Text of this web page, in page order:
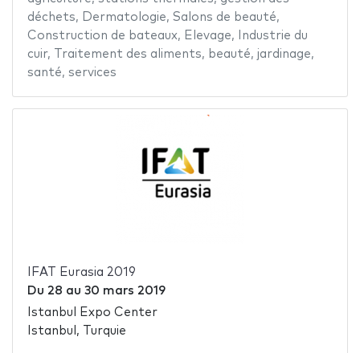
déchets, Dermatologie, Salons de beauté,
Construction de bateaux, Elevage,
Industrie du
cuir, Traitement des aliments, beauté, jardinage,
santé, services
IFAT Eurasia 2019
Du 28 au 30 mars 2019
Istanbul Expo Center
Istanbul, Turquie